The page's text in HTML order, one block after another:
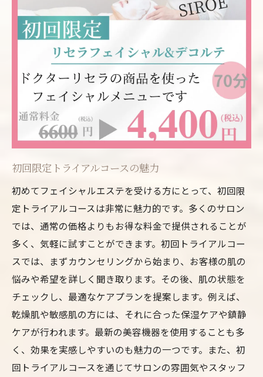
初回限定トライアルコースの魅力
初めてフェイシャルエステを受ける方にとって、初回限
定トライアルコースは非常に魅力的です。多くのサロン
では、通常の価格よりもお得な料金で提供されることが
多く、気軽に試すことができます。初回トライアルコー
スでは、まずカウンセリングから始まり、お客様の肌の
悩みや希望を詳しく聞き取ります。その後、肌の状態を
チェックし、最適なケアプランを提案します。例えば、
乾燥肌や敏感肌の方には、それに合った保湿ケアや鎮静
ケアが行われます。最新の美容機器を使用することも多
く、効果を実感しやすいのも魅力の一つです。また、初
回トライアルコースを通じてサロンの雰囲気やスタッフ